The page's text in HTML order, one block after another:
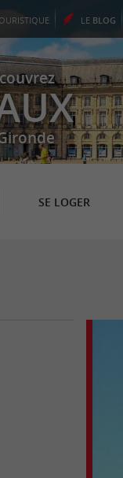
LE BLOG
SE LOGER